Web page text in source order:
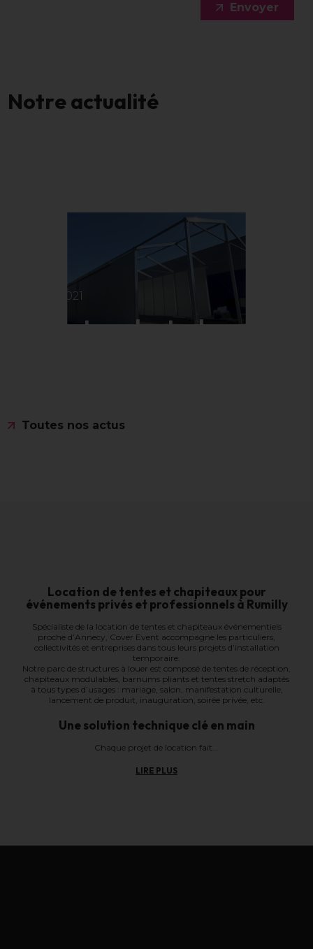
Envoyer
Notreactualité
16.03.2021
Structure de stockage
Toutes nos actus
Location de tentes et chapiteaux pour
événements privés et professionnels à Rumilly
Spécialiste de la location de tentes et chapiteaux événementiels
proche d’Annecy, Cover Event accompagne les particuliers,
collectivités et entreprises dans tous leurs projets d’installation
temporaire.
Notre parc de structures à louer est composé de tentes de réception,
chapiteaux modulables, barnums pliants et tentes stretch adaptés
à tous types d’usages : mariage, salon, manifestation culturelle,
lancement de produit, inauguration, soirée privée, etc.
Une solution technique clé en main
Chaque projet de location fait...
LIRE PLUS